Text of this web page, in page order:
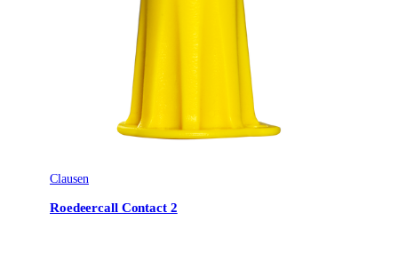
Clausen
Roedeercall Contact 2